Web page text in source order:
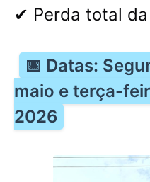
✔ Perda total
📅 Datas:
maio e terça-
2026